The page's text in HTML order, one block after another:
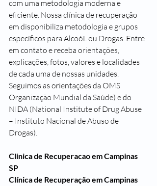
com uma metodologia moderna e
eficiente. Nossa clínica de recuperação
em disponibiliza metodologia e grupos
específicos para AlcoóL ou Drogas. Entre
em contato e receba orientações,
explicações, fotos, valores e localidades
de cada uma de nossas unidades.
Seguimos as orientações da OMS
Organização Mundial da Saúde) e do
NIDA (National Institute of Drug Abuse
– Instituto Nacional de Abuso de
Drogas).
Clinica de Recuperacao em Campinas
SP
Clínica de Recuperação em Campinas